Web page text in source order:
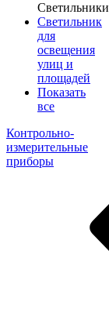
Светильники
Светильник
для
освещения
улиц и
площадей
Показать
все
Контрольно-
измерительные
приборы